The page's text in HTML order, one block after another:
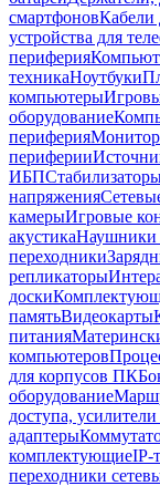
смартфоновКабели
устройства для
периферия
техникаНоутбуки
компьютеры
оборудование
периферия
периферии
ИБП
напряжения
камерыИгровые
акустикаНаушники
переходники
репликаторы
доски
памятьВидеокарты
питания
компьютеров
для корпусов ПК
оборудование
доступа, усилители
адаптеры
комплектующиеIP-
переходники